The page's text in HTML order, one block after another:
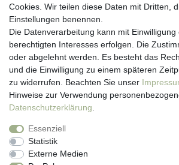
Anmelden
Registrieren
Newsletter
Versand & Lieferung
Zahlungsarten
viasalutis
Mehr zu viasalutis
Beratungscenter Haut
News
Beliebte Produkte (Top 20)
Cookies. Wir teilen diese Daten mit Dritten,
Einstellungen benennen.
Die Datenverarbeitung kann mit
berechtigten Interesses erfolgen. Die
oder abgelehnt werden. Es besteht das
und die Einwilligung zu einem späteren
zu widerrufen. Beachten Sie unser
Hinweise zur Verwendung
Daten­schutz­erklärung
Essenziell
Statistik
Externe Medien